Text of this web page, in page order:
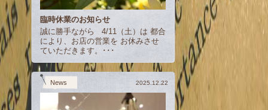
臨時休業のお知らせ
誠に勝手ながら 4/11（土）は 都合
により、お店の営業を お休みさせ
ていただきます。･･･
News 2025.12.22